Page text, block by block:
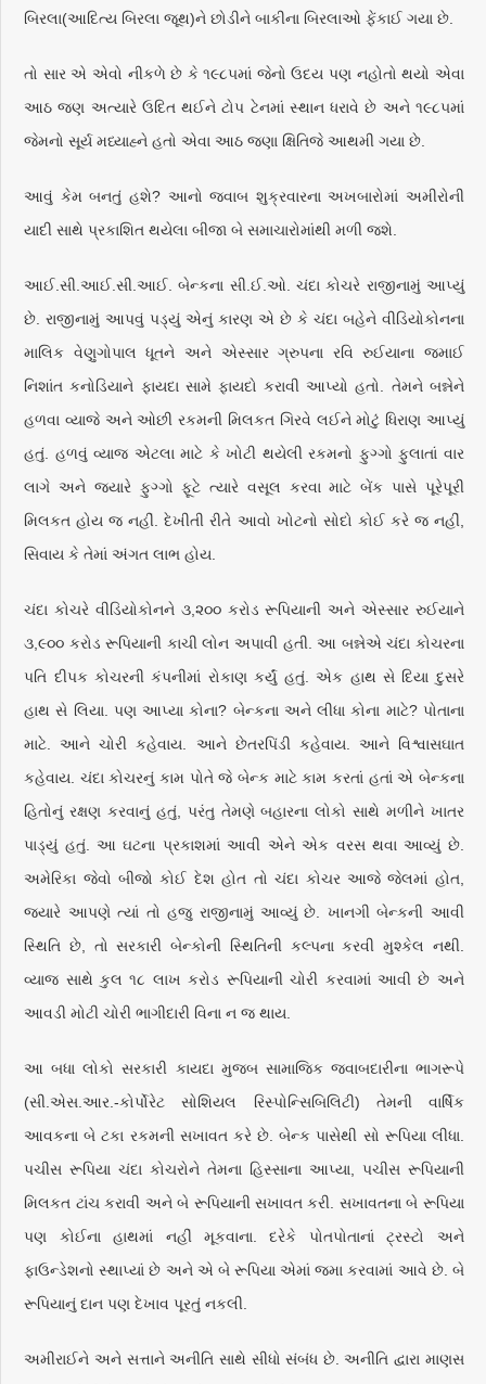
બિરલા(આદિત્ય બિરલા જૂથ)ને છોડીને બાકીના બિરલાઓ ફેંકાઈ ગયા છે.
તો સાર એ એવો નીકળે છે કે ૧૯૮૫માં જેનો ઉદય પણ નહોતો થયો એવા
આઠ જણ અત્યારે ઉદિત થઈને ટોપ ટેનમાં સ્થાન ધરાવે છે અને ૧૯૮૫માં
જેમનો સૂર્ય મધ્યાહ્ને હતો એવા આઠ જણા ક્ષિતિજે આથમી ગયા છે.
આવું કેમ બનતું હશે? આનો જવાબ શુક્રવારના અખબારોમાં અમીરોની
યાદી સાથે પ્રકાશિત થયેલા બીજા બે સમાચારોમાંથી મળી જશે.
આઈ.સી.આઈ.સી.આઈ. બેન્કના સી.ઈ.ઓ. ચંદા કોચરે રાજીનામું આપ્યું
છે. રાજીનામું આપવું પડ્યું એનું કારણ એ છે કે ચંદા બહેને વીડિયોકોનના
માલિક વેણુગોપાલ ધૂતને અને એસ્સાર ગ્રુપના રવિ રુઈયાના જમાઈ
નિશાંત કનોડિયાને ફાયદા સામે ફાયદો કરાવી આપ્યો હતો. તેમને બન્નેને
હળવા વ્યાજે અને ઓછી રકમની મિલકત ગિરવે લઈને મોટું ધિરાણ આપ્યું
હતું. હળવું વ્યાજ એટલા માટે કે ખોટી થયેલી રકમનો ફુગ્ગો ફુલાતાં વાર
લાગે અને જ્યારે ફુગ્ગો ફૂટે ત્યારે વસૂલ કરવા માટે બેંક પાસે પૂરેપૂરી
મિલકત હોય જ નહીં. દેખીતી રીતે આવો ખોટનો સોદો કોઈ કરે જ નહીં,
સિવાય કે તેમાં અંગત લાભ હોય.
ચંદા કોચરે વીડિયોકોનને ૩,૨૦૦ કરોડ રૂપિયાની અને એસ્સાર રુઈયાને
૩,૯૦૦ કરોડ રૂપિયાની કાચી લોન અપાવી હતી. આ બન્નેએ ચંદા કોચરના
પતિ દીપક કોચરની કંપનીમાં રોકાણ કર્યું હતું. એક હાથ સે દિયા દુસરે
હાથ સે લિયા. પણ આપ્યા કોના? બેન્કના અને લીધા કોના માટે? પોતાના
માટે. આને ચોરી કહેવાય. આને છેતરપિંડી કહેવાય. આને વિશ્વાસઘાત
કહેવાય. ચંદા કોચરનું કામ પોતે જે બેન્ક માટે કામ કરતાં હતાં એ બેન્કના
હિતોનું રક્ષણ કરવાનું હતું, પરંતુ તેમણે બહારના લોકો સાથે મળીને ખાતર
પાડ્યું હતું. આ ઘટના પ્રકાશમાં આવી એને એક વરસ થવા આવ્યું છે.
અમેરિકા જેવો બીજો કોઈ દેશ હોત તો ચંદા કોચર આજે જેલમાં હોત,
જ્યારે આપણે ત્યાં તો હજુ રાજીનામું આવ્યું છે. ખાનગી બેન્કની આવી
સ્થિતિ છે, તો સરકારી બેન્કોની સ્થિતિની કલ્પના કરવી મુશ્કેલ નથી.
વ્યાજ સાથે કુલ ૧૮ લાખ કરોડ રૂપિયાની ચોરી કરવામાં આવી છે અને
આવડી મોટી ચોરી ભાગીદારી વિના ન જ થાય.
આ બધા લોકો સરકારી કાયદા મુજબ સામાજિક જવાબદારીના ભાગરૂપે
(સી.એસ.આર.-કોર્પોરેટ સોશિયલ રિસ્પોન્સિબિલિટી) તેમની વાર્ષિક
આવકના બે ટકા રકમની સખાવત કરે છે. બેન્ક પાસેથી સો રૂપિયા લીધા.
પચીસ રૂપિયા ચંદા કોચરોને તેમના હિસ્સાના આપ્યા, પચીસ રૂપિયાની
મિલકત ટાંચ કરાવી અને બે રૂપિયાની સખાવત કરી. સખાવતના બે રૂપિયા
પણ કોઈના હાથમાં નહીં મૂકવાના. દરેકે પોતપોતાનાં ટ્રસ્ટો અને
ફાઉન્ડેશનો સ્થાપ્યાં છે અને એ બે રૂપિયા એમાં જમા કરવામાં આવે છે. બે
રૂપિયાનું દાન પણ દેખાવ પૂરતું નકલી.
અમીરાઈને અને સત્તાને અનીતિ સાથે સીધો સંબંધ છે. અનીતિ દ્વારા માણસ